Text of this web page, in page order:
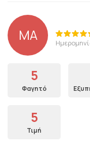
MA
5
Φαγητό
5
Τιμή